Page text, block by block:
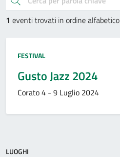
1 eventi trovati in ordine alfabetico
Tipo:
FESTIVAL
Gusto Jazz 2024
Corato 4 - 9 Luglio 2024
LUOGHI